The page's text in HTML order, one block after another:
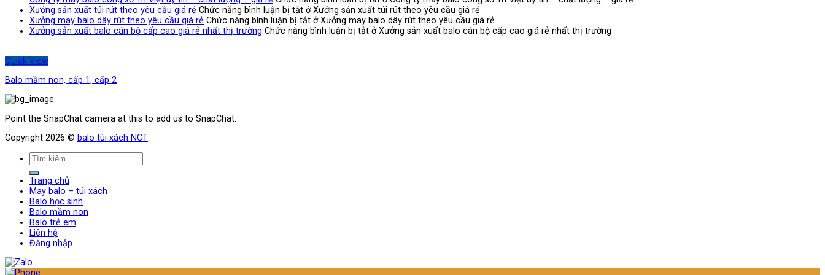
Xưởng sản xuất túi rút theo yêu cầu giá rẻ Chức năng bình luận bị tắt ở Xưởng sản xuất túi rút theo yêu cầu giá rẻ
Xưởng may balo dây rút theo yêu cầu giá rẻ Chức năng bình luận bị tắt ở Xưởng may balo dây rút theo yêu cầu giá rẻ
Xưởng sản xuất balo cán bộ cấp cao giá rẻ nhất thị trường Chức năng bình luận bị tắt ở Xưởng sản xuất balo cán bộ cấp cao giá rẻ nhất thị trường
Quick View
Balo mầm non, cấp 1, cấp 2
Point the SnapChat camera at this to add us to SnapChat.
Copyright 2026 © balo túi xách NCT
Trang chủ
May balo – túi xách
Balo học sinh
Balo mầm non
Balo trẻ em
Liên hệ
Đăng nhập